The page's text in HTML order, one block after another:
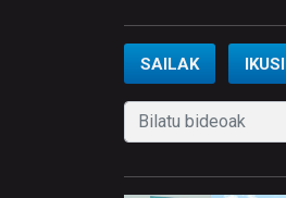
SAILAK